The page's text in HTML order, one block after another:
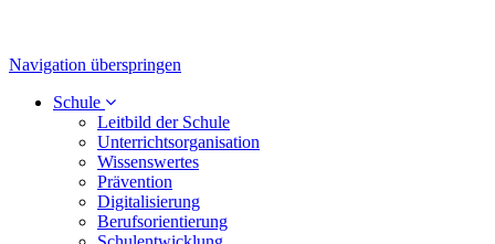
Navigation überspringen
Schule
Leitbild der Schule
Unterrichtsorganisation
Wissenswertes
Prävention
Digitalisierung
Berufsorientierung